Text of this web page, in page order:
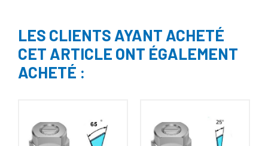
LES CLIENTS AYANT ACHETÉ
CET ARTICLE ONT ÉGALEMENT
ACHETÉ :